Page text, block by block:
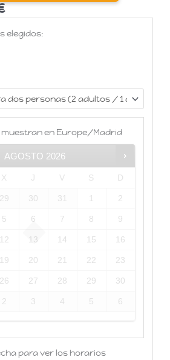
elegidos:
muestran en Europe/Madrid
AGOSTO 2026
X J V S D
29 30 31 1 2
5 6 7 8 9
12 13 14 15 16
19 20 21 22 23
26 27 28 29 30
2 3 4 5 6
para ver los horarios